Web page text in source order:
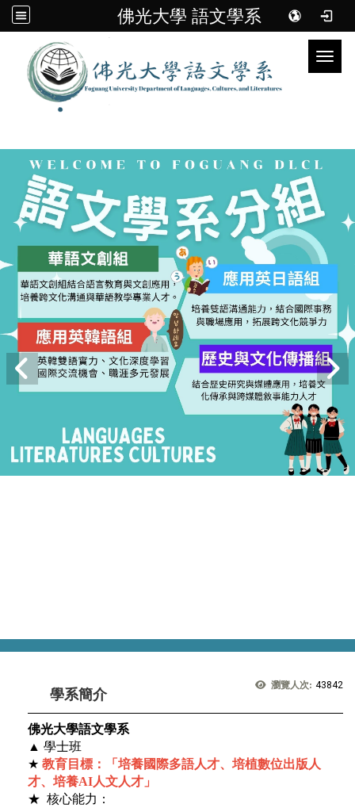
佛光大學 語文學系
瀏覽人次: 43842
學系簡介
佛光大學語文學系
▲ 學士班
★ 教育目標：
「培養國際多語人才、培植數位出版人
才、培養AI人文人才」
★ 核心能力：